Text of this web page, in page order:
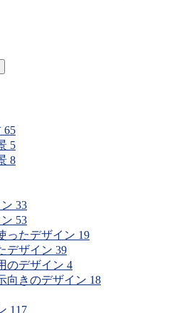
65
5
8
33
53
ったデザイン 19
デザイン 39
のデザイン 4
向きのデザイン 18
117